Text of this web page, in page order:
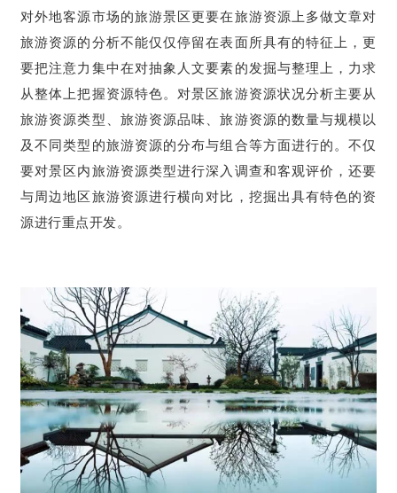
对外地客源市场的旅游景区更要在旅游资源上多做文章对
旅游资源的分析不能仅仅停留在表面所具有的特征上，更
要把注意力集中在对抽象人文要素的发掘与整理上，力求
从整体上把握资源特色。对景区旅游资源状况分析主要从
旅游资源类型、旅游资源品味、旅游资源的数量与规模以
及不同类型的旅游资源的分布与组合等方面进行的。不仅
要对景区内旅游资源类型进行深入调查和客观评价，还要
与周边地区旅游资源进行横向对比，挖掘出具有特色的资
源进行重点开发。